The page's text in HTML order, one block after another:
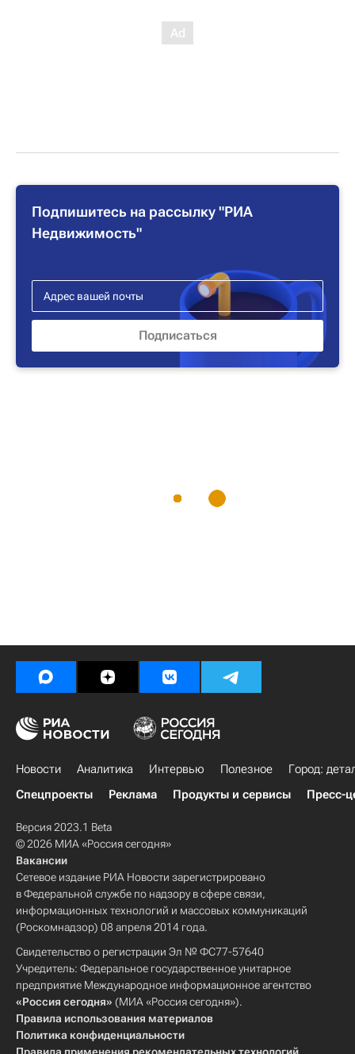
Подпишитесь на рассылку "РИА
Недвижимость"
Новости Аналитика Интервью Полезное
Город:
Спецпроекты
Реклама Продукты и сервисы Пресс-
Версия 2023.1 Beta
© 2026 МИА «Россия сегодня»
Вакансии
Сетевое издание РИА Новости зарегистрировано
в Федеральной службе по надзору в сфере связи,
информационных технологий и массовых коммуникаций
(Роскомнадзор) 08 апреля 2014 года.
Свидетельство о регистрации Эл № ФС77-57640
Учредитель: Федеральное государственное унитарное
предприятие Международное информационное агентство
«Россия сегодня» (МИА «Россия сегодня»).
Правила использования материалов
Политика конфиденциальности